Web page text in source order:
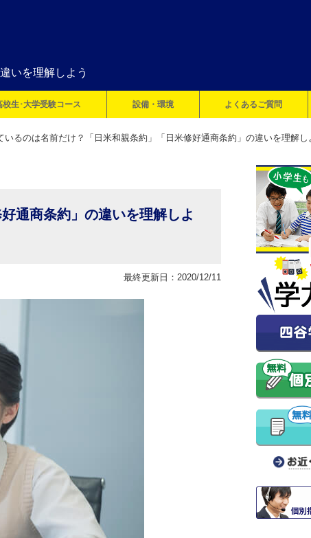
いを理解しよう
校生･大学受験コース 設備・環境 よくあるご質問
いるのは名前だけ？「日米和親条約」「日米修好通商条約」の違いを理解し
通商条約」の違いを理解しよ
最終更新日：2020/12/11